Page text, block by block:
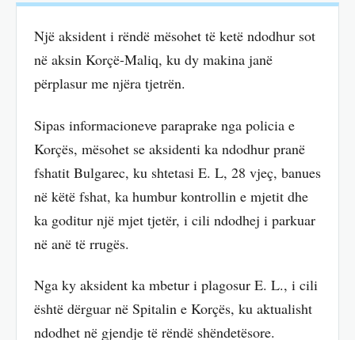
Një aksident i rëndë mësohet të ketë ndodhur sot
në aksin Korçë-Maliq, ku dy makina janë
përplasur me njëra tjetrën.
Sipas informacioneve paraprake nga policia e
Korçës, mësohet se aksidenti ka ndodhur pranë
fshatit Bulgarec, ku shtetasi E. L, 28 vjeç, banues
në këtë fshat, ka humbur kontrollin e mjetit dhe
ka goditur një mjet tjetër, i cili ndodhej i parkuar
në anë të rrugës.
Nga ky aksident ka mbetur i plagosur E. L., i cili
është dërguar në Spitalin e Korçës, ku aktualisht
ndodhet në gjendje të rëndë shëndetësore.